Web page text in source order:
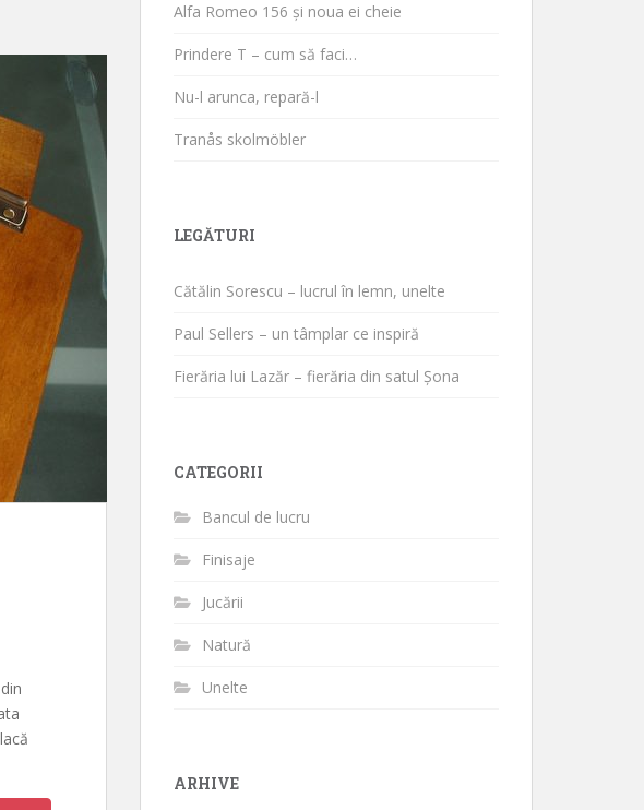
Alfa Romeo 156 și noua ei cheie
Prindere T – cum să faci…
Nu-l arunca, repară-l
Tranås skolmöbler
LEGĂTURI
Cătălin Sorescu – lucrul în lemn, unelte
Paul Sellers – un tâmplar ce inspiră
Fierăria lui Lazăr – fierăria din satul Șona
CATEGORII
Bancul de lucru
Finisaje
Jucării
Natură
Unelte
ARHIVE